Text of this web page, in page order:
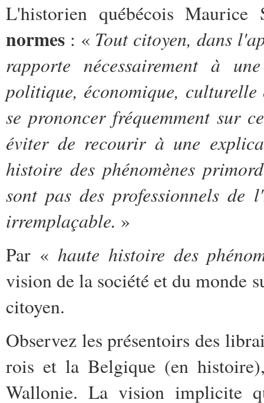
L'historien québécois
normes : « Tout citoyen, dans
rapporte nécessairement à
politique, économique,
se prononcer fréquemment sur
éviter de recourir à une
histoire des phénomènes
sont pas des professionnels
irremplaçable. »
Par « haute histoire des
vision de la société et du monde
citoyen.
Observez les présentoirs des
rois et la Belgique (en
Wallonie. La vision implicite